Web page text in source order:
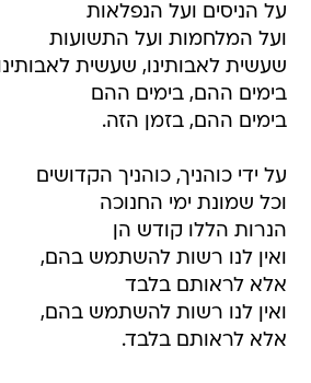
על הניסים ועל הנפלאות
ועל המלחמות ועל התשועות
שעשית לאבותינו, שעשית
בימים ההם, בימים ההם
בימים ההם, בזמן הזה.
על ידי כוהניך, כוהניך הקדושים
וכל שמונת ימי החנוכה
הנרות הללו קודש הן
ואין לנו רשות להשתמש בהם,
אלא לראותם בלבד
ואין לנו רשות להשתמש בהם,
אלא לראותם בלבד.